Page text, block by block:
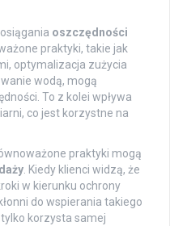
oszczędności
praktyki, takie jak
optymalizacja zużycia
wodą, mogą
To z kolei wpływa
co jest korzystne na
praktyki mogą
. Kiedy klienci widzą, że
w kierunku ochrony
do wspierania takiego
korzysta samej